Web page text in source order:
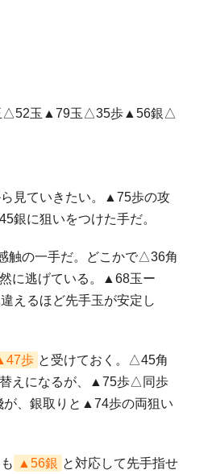
玉▲79玉△35歩▲56銀△
見ていきたい。▲75歩の攻
銀に狙いをつけた手だ。
触の一手だ。どこかで△36角
に逃げている。▲68玉ー
えるほど先手玉が安定し
歩 と受けておく。△45角
えになるが、▲75歩△同歩
、銀取りと▲74歩の両狙い
▲56銀 と対応して先手指せ